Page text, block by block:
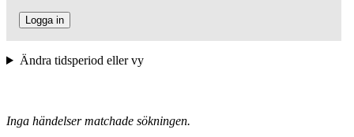
Logga in
Ändra tidsperiod eller vy
Inga händelser matchade sökningen.